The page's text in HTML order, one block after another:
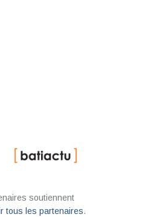
soutiennent
tous les partenaires.